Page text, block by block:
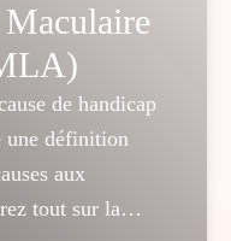
Maculaire
de handicap
une définition
aux
tout sur la